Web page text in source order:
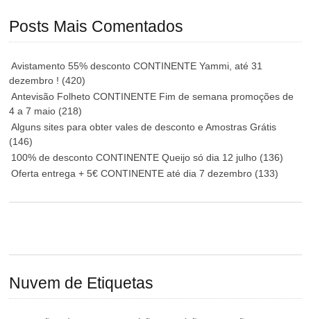
Posts Mais Comentados
Avistamento 55% desconto CONTINENTE Yammi, até 31
dezembro ! (420)
Antevisão Folheto CONTINENTE Fim de semana promoções de
4 a 7 maio (218)
Alguns sites para obter vales de desconto e Amostras Grátis
(146)
100% de desconto CONTINENTE Queijo só dia 12 julho (136)
Oferta entrega + 5€ CONTINENTE até dia 7 dezembro (133)
Nuvem de Etiquetas